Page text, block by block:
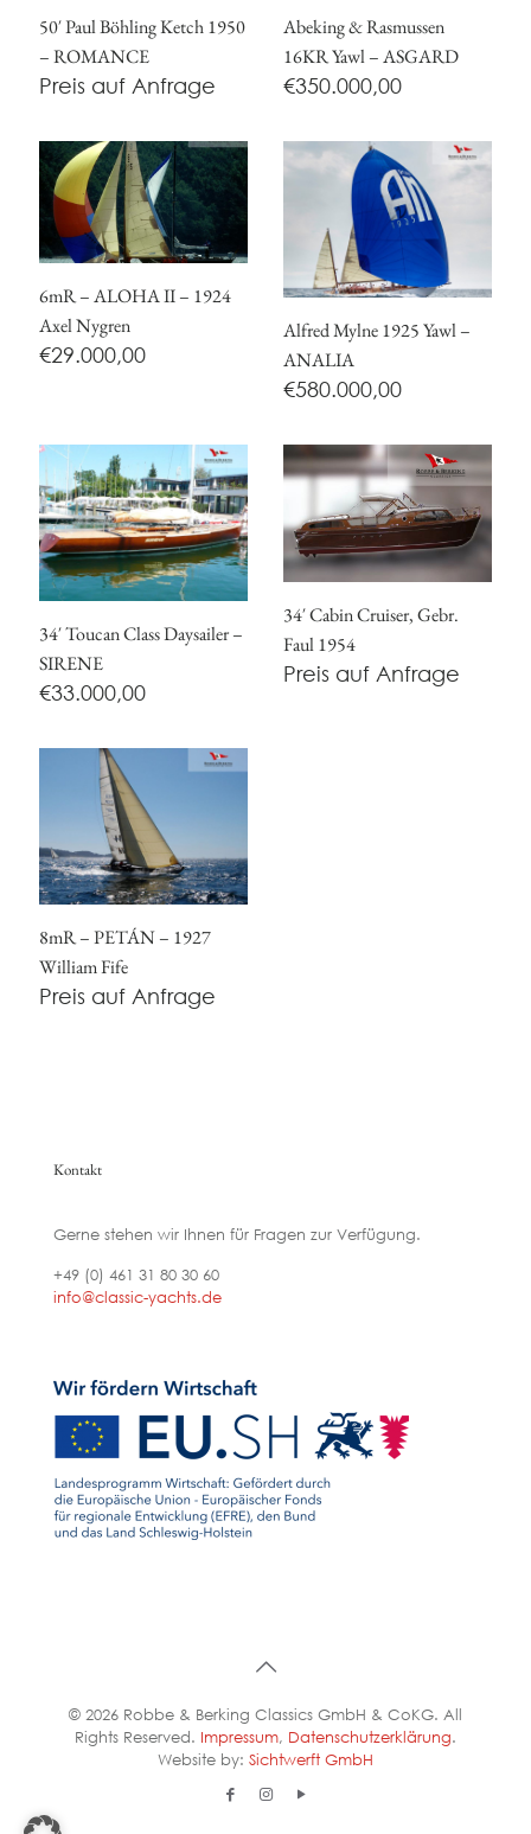
50′ Paul Böhling Ketch 1950
– ROMANCE
Preis auf Anfrage
Abeking & Rasmussen
16KR Yawl – ASGARD
€350.000,00
6mR – ALOHA II – 1924
Axel Nygren
€29.000,00
Alfred Mylne 1925 Yawl –
ANALIA
€580.000,00
34′ Toucan Class Daysailer –
SIRENE
€33.000,00
34′ Cabin Cruiser, Gebr.
Faul 1954
Preis auf Anfrage
8mR – PETÁN – 1927
William Fife
Preis auf Anfrage
Kontakt
Gerne stehen wir Ihnen für Fragen zur Verfügung.
+49 (0) 461 31 80 30 60
info@classic-yachts.de
© 2026 Robbe & Berking Classics GmbH & CoKG. All
Rights Reserved. Impressum, Datenschutzerklärung.
Website by: Sichtwerft GmbH